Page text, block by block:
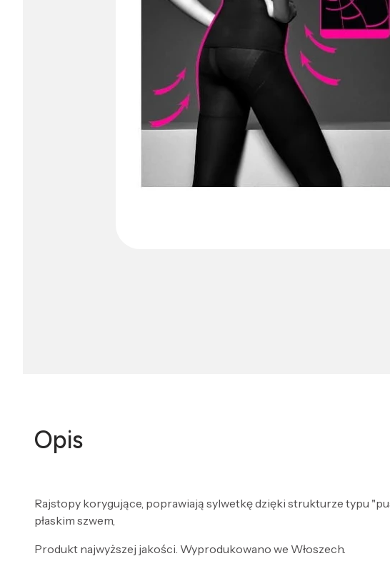
Opis
Rajstopy korygujące, poprawiają sylwetkę dzięki strukturze typu
płaskim szwem,
Produkt najwyższej jakości. Wyprodukowano we Włoszech.